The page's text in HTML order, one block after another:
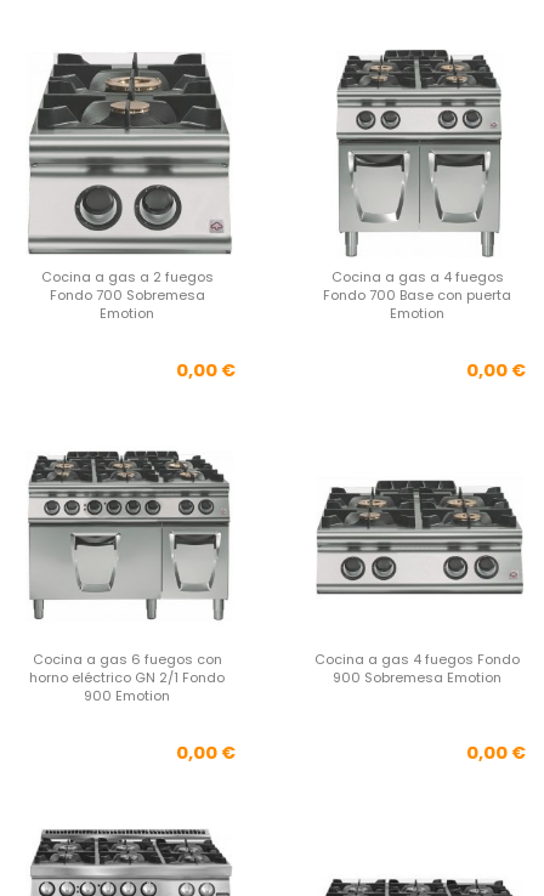
Cocina a gas a 2 fuegos
Fondo 700 Sobremesa
Emotion
Precio
0,00 €
Cocina a gas a 4 fuegos
Fondo 700 Base con puerta
Emotion
0,00 €
Cocina a gas 6 fuegos con
horno eléctrico GN 2/1 Fondo
900 Emotion
Precio
0,00 €
Cocina a gas 4 fuegos Fondo
900 Sobremesa Emotion
0,00 €